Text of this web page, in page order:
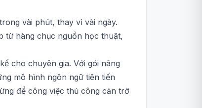
vài phút, thay vì vài ngày.
từ hàng chục nguồn học thuật,
cho chuyên gia. Với gói nâng
mô hình ngôn ngữ tiên tiến
để công việc thủ công cản trở